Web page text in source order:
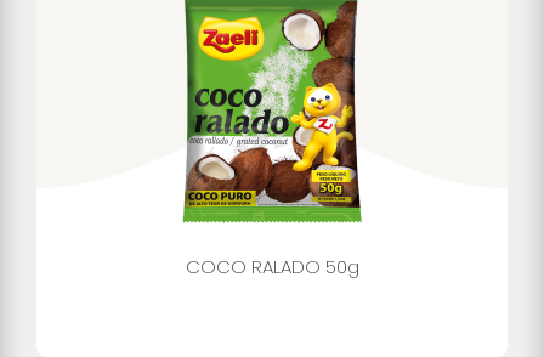
COCO RALADO 50g